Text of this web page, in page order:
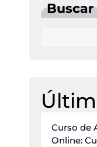
Buscar
Curso de
Online: